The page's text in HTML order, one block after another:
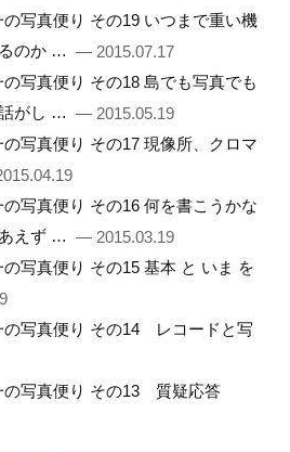
写真便り その19 いつまで重い機
のか … — 2015.07.17
写真便り その18 島でも写真でも
がし … — 2015.05.19
写真便り その17 現像所、クロマ
写真便り その16 何を書こうかな
えず … — 2015.03.19
写真便り その15 基本 と いま を
の写真便り その14 レコードと写
の写真便り その13 質疑応答